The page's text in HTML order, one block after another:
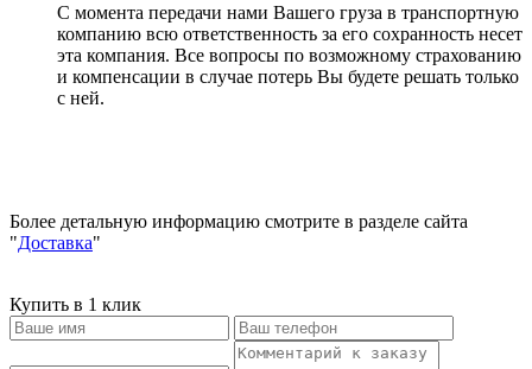
С момента передачи нами Вашего груза в транспортную
компанию всю ответственность за его сохранность несет
эта компания. Все вопросы по возможному страхованию
и компенсации в случае потерь Вы будете решать только
с ней.
Более детальную информацию смотрите в разделе сайта
"Доставка"
Купить в 1 клик